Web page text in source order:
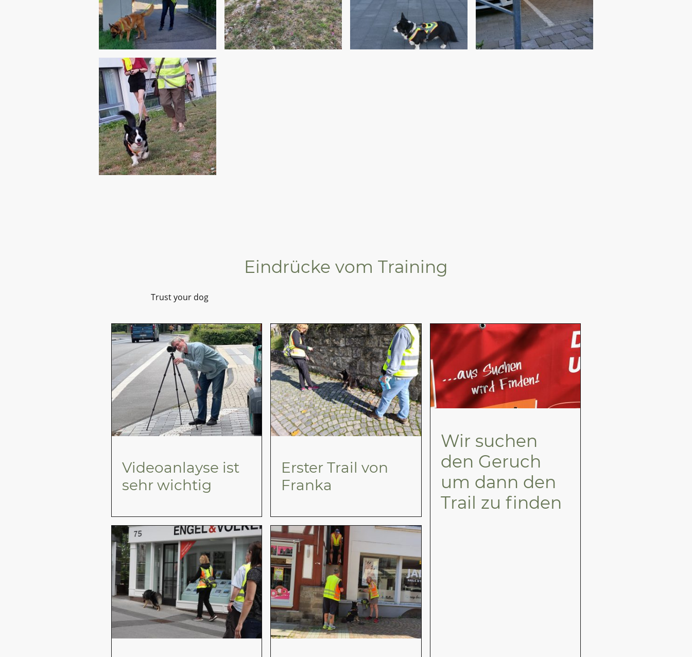
Eindrücke vom Training
Trust your dog
Videoanlayse ist
sehr wichtig
Erster Trail von
Franka
Wir suchen
den Geruch
um dann den
Trail zu finden